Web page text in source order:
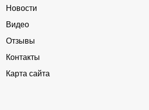
Новости
Видео
Отзывы
Контакты
Карта сайта